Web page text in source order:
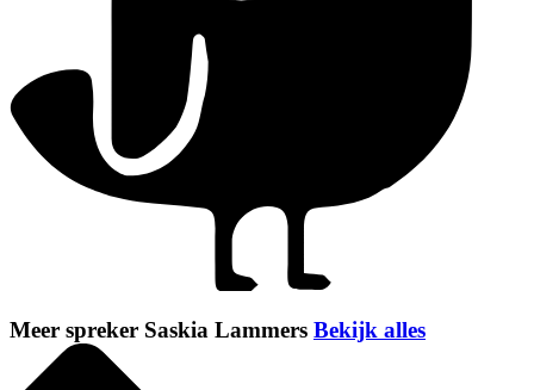
Meer spreker Saskia Lammers Bekijk alles